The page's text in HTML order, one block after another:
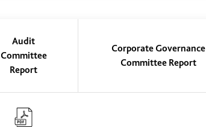
Audit
Committee
Report
Corporate Governance
Committee Report